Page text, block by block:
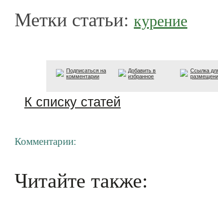
Метки статьи: курение
Подписаться на
комментарии
Добавить в
избранное
Ссылка
К списку статей
Комментарии:
Читайте также: